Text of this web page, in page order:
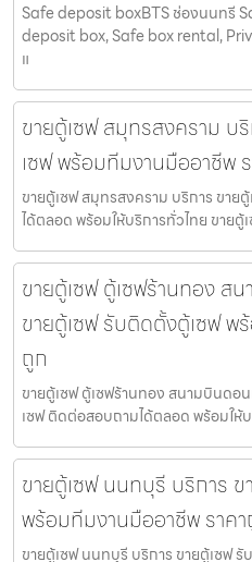
Safe deposit boxBTS ช่องนนทรี
deposit box, Safe box rental,
แ
ขายตู้เซฟ สมุทรสงคราม บ
เซฟ พร้อมทีมงานมืออาชีพ
ขายตู้เซฟ สมุทรสงคราม บริการ ขา
ได้ตลอด พร้อมให้บริการทั่วไทย ขายตู้
ขายตู้เซฟ ตู้เซฟร้านทอง ส
ขายตู้เซฟ รับติดตั้งตู้เซฟ พ
ถูก
ขายตู้เซฟ ตู้เซฟร้านทอง สนามบินดอ
เซฟ ติดต่อสอบถามได้ตลอด พร้อมให้
ขายตู้เซฟ นนทบุรี บริการ
พร้อมทีมงานมืออาชีพ ราค
ขายตู้เซฟ นนทบุรี บริการ ขายตู้เซฟ